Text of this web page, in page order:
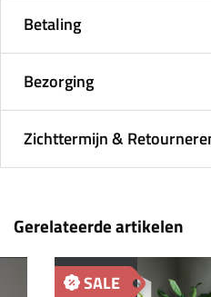
Betaling
Bezorging
Zichttermijn &
Gerelateerde artikelen
SALE